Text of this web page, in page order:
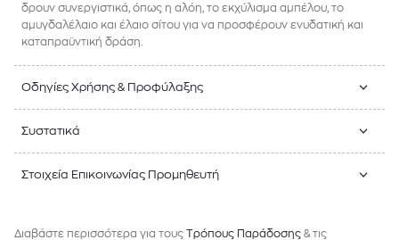
δρουν συνεργιστικά, όπως η αλόη, το εκχύλισμα αμπέλου, το
αμυγδαλέλαιο και έλαιο σίτου για να προσφέρουν ενυδατική και
καταπραϋντική δράση.
Οδηγίες Χρήσης & Προφύλαξης
Συστατικά
Στοιχεία Επικοινωνίας Προμηθευτή
Διαβάστε περισσότερα για τους Tρόπους Παράδοσης & τις